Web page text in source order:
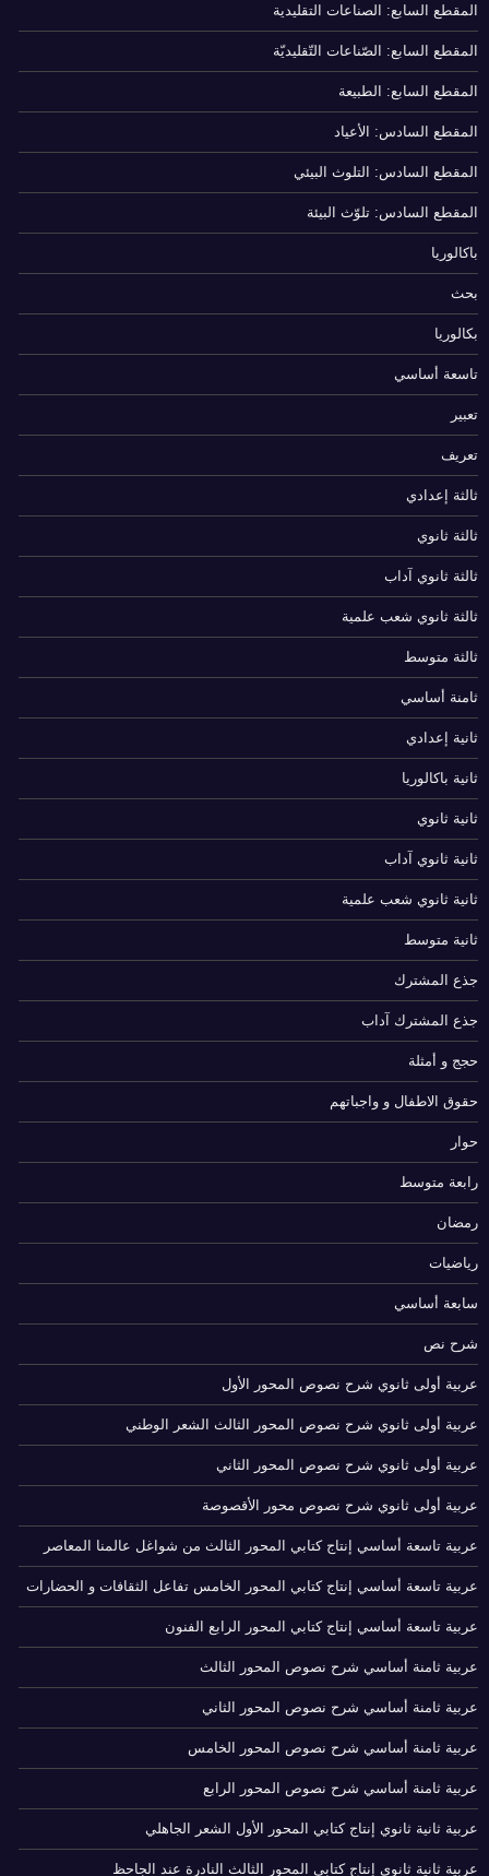
المقطع السابع: الصناعات التقليدية
المقطع السابع: الصّناعات التّقليديّة
المقطع السابع: الطبيعة
المقطع السادس: الأعياد
المقطع السادس: التلوث البيئي
المقطع السادس: تلوّث البيئة
باكالوريا
بحث
بكالوريا
تاسعة أساسي
تعبير
تعريف
ثالثة إعدادي
ثالثة ثانوي
ثالثة ثانوي آداب
ثالثة ثانوي شعب علمية
ثالثة متوسط
ثامنة أساسي
ثانية إعدادي
ثانية باكالوريا
ثانية ثانوي
ثانية ثانوي آداب
ثانية ثانوي شعب علمية
ثانية متوسط
جذع المشترك
جذع المشترك آداب
حجج و أمثلة
حقوق الاطفال و واجباتهم
حوار
رابعة متوسط
رمضان
رياضيات
سابعة أساسي
شرح نص
عربية أولى ثانوي شرح نصوص المحور الأول
عربية أولى ثانوي شرح نصوص المحور الثالث الشعر الوطني
عربية أولى ثانوي شرح نصوص المحور الثاني
عربية أولى ثانوي شرح نصوص محور الأقصوصة
عربية تاسعة أساسي إنتاج كتابي المحور الثالث من شواغل عالمنا المعاصر
عربية تاسعة أساسي إنتاج كتابي المحور الخامس تفاعل الثقافات و الحضارات
عربية تاسعة أساسي إنتاج كتابي المحور الرابع الفنون
عربية ثامنة أساسي شرح نصوص المحور الثالث
عربية ثامنة أساسي شرح نصوص المحور الثاني
عربية ثامنة أساسي شرح نصوص المحور الخامس
عربية ثامنة أساسي شرح نصوص المحور الرابع
عربية ثانية ثانوي إنتاج كتابي المحور الأول الشعر الجاهلي
عربية ثانية ثانوي إنتاج كتابي المحور الثالث النادرة عند الجاحظ